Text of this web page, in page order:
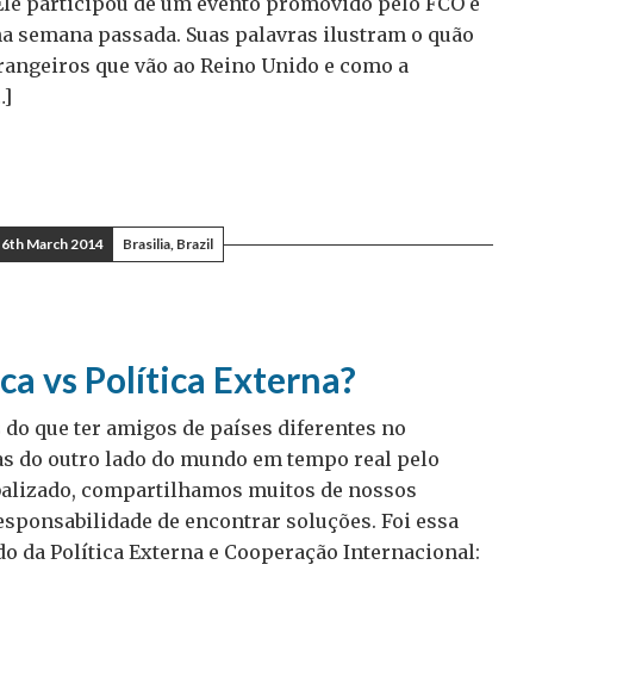
semana passada. Suas palavras ilustram o quão
que vão ao Reino Unido e como a
6th March 2014 Brasilia, Brazil
vs Política Externa?
que ter amigos de países diferentes no
do outro lado do mundo em tempo real pelo
compartilhamos muitos de nossos
de encontrar soluções. Foi essa
da Política Externa e Cooperação Internacional: